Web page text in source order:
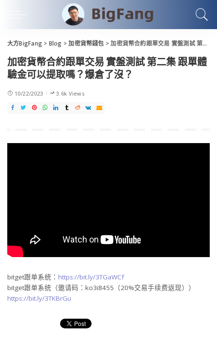
大方BigFang > Blog >加密貨幣錢包 >加密貨幣合約跟單交易 實盤測試 第二集 跟單體驗金可以提取嗎？爆倉了沒？
加密貨幣合約跟單交易 實盤測試 第二集 跟單體
驗金可以提取嗎？爆倉了沒？
10/22/2023 3.6k Views
bitget跟单系统： https://bit.ly/3TGaWCf
bitget跟单系统（邀请码：ko3i8455（20%交易手续费返现））
https://bit.ly/3TKBrGu